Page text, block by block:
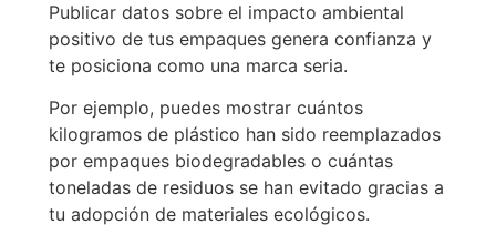
Publicar datos sobre el impacto ambiental
positivo de tus empaques genera confianza y
te posiciona como una marca seria.
Por ejemplo, puedes mostrar cuántos
kilogramos de plástico han sido reemplazados
por empaques biodegradables o cuántas
toneladas de residuos se han evitado gracias a
tu adopción de materiales ecológicos.